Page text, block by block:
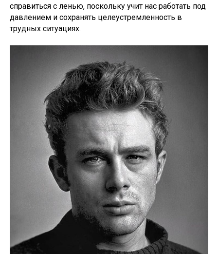
справиться с ленью, поскольку учит нас работать под
давлением и сохранять целеустремленность в
трудных ситуациях.